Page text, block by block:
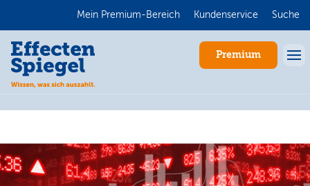
Mein Premium-Bereich Kundenservice Suche
Premium